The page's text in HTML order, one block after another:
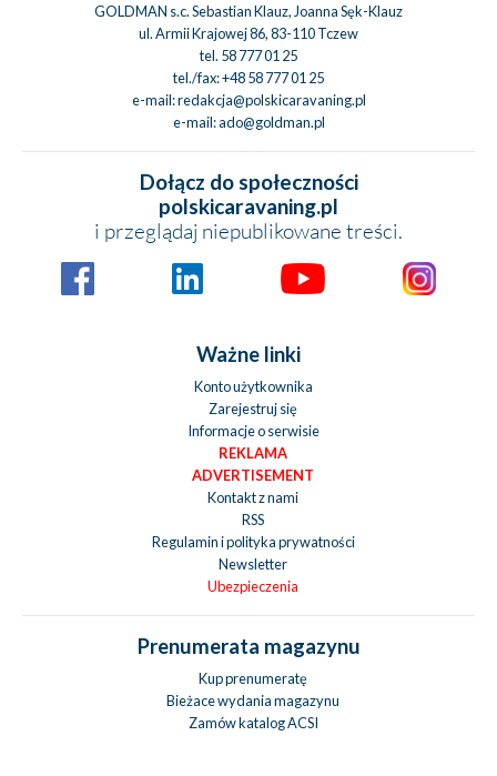
GOLDMAN s.c. Sebastian Klauz, Joanna Sęk-Klauz
ul. Armii Krajowej 86, 83-110 Tczew
tel. 58 777 01 25
tel./fax:+48 58 777 01 25
e-mail:redakcja@polskicaravaning.pl
e-mail:ado@goldman.pl
Dołącz do społeczności
polskicaravaning.pl
i przeglądaj niepublikowane treści.
Ważne linki
Konto użytkownika
Zarejestruj się
Informacje o serwisie
REKLAMA
ADVERTISEMENT
Kontakt z nami
RSS
Regulamin i polityka prywatności
Newsletter
Ubezpieczenia
Prenumerata magazynu
Kup prenumeratę
Bieżace wydania magazynu
Zamów katalog ACSI